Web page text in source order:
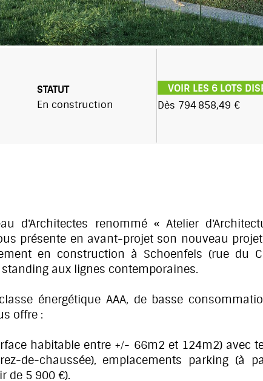
STATUT
En construction
VOIR LES 6 LOTS
Dès 794 858,49 €
d'Architectes renommé « Atelier
présente en avant-projet son nouveau
en construction à Schoenfels (rue du
aux lignes contemporaines.
énergétique AAA, de basse
offre :
habitable entre +/- 66m2 et 124m2) avec
de-chaussée), emplacements parking (à
de 5 900 €).